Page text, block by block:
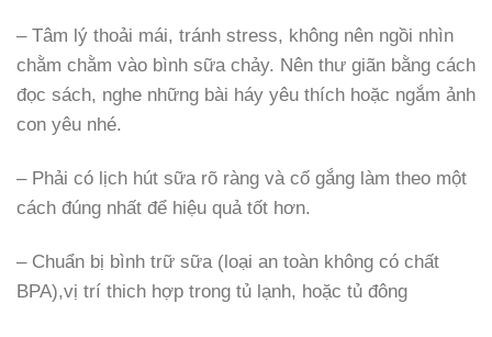
– Tâm lý thoải mái, tránh stress, không nên ngồi nhìn
chằm chằm vào bình sữa chảy. Nên thư giãn bằng cách
đọc sách, nghe những bài háy yêu thích hoặc ngắm ảnh
con yêu nhé.
– Phải có lịch hút sữa rõ ràng và cố gắng làm theo một
cách đúng nhất để hiệu quả tốt hơn.
– Chuẩn bị bình trữ sữa (loại an toàn không có chất
BPA),vị trí thich hợp trong tủ lạnh, hoặc tủ đông